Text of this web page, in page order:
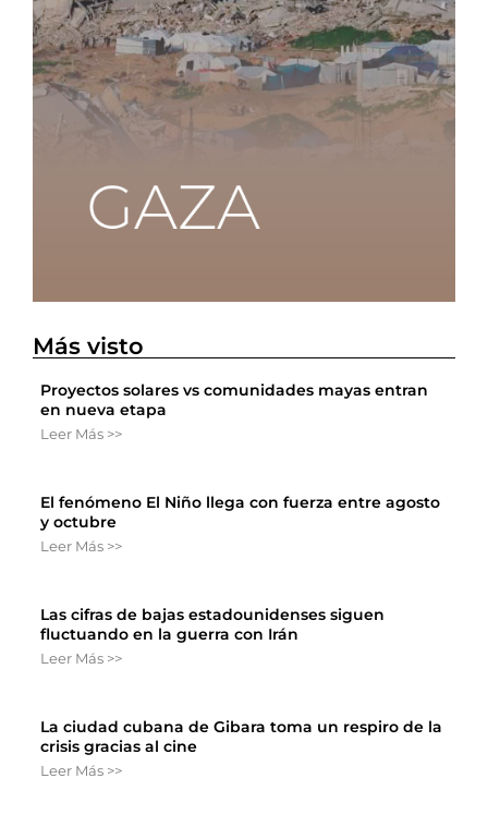
Más visto
Proyectos solares vs comunidades mayas entran
en nueva etapa
Leer Más >>
El fenómeno El Niño llega con fuerza entre agosto
y octubre
Leer Más >>
Las cifras de bajas estadounidenses siguen
fluctuando en la guerra con Irán
Leer Más >>
La ciudad cubana de Gibara toma un respiro de la
crisis gracias al cine
Leer Más >>